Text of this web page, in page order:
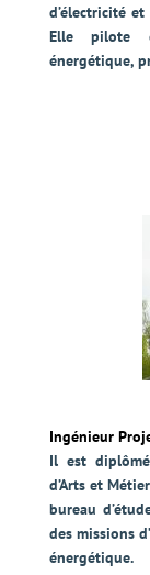
d’électricité
Elle pilote
énergétique,
Ingénieur
Il est
d’Arts et
bureau
des missions
énergétique.